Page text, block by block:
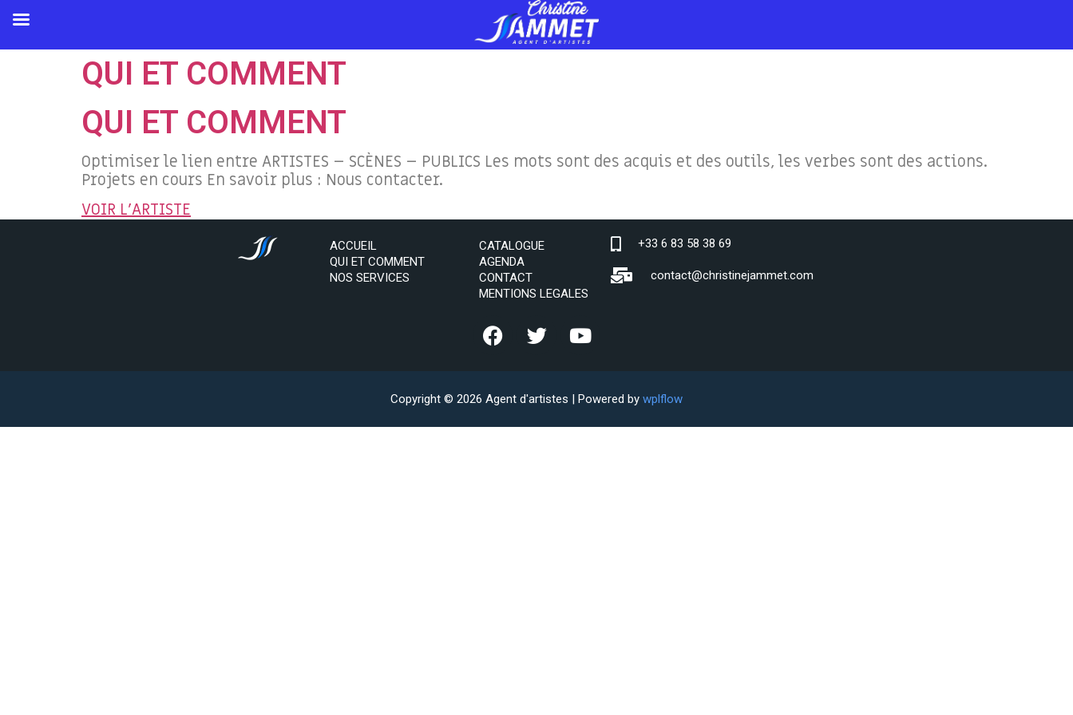
QUI ET COMMENT
QUI ET COMMENT
Optimiser le lien entre ARTISTES – SCÈNES – PUBLICS Les mots sont des acquis et des outils, les verbes sont des actions.
Projets en cours En savoir plus : Nous contacter.
VOIR L'ARTISTE
ACCUEIL
QUI ET COMMENT
NOS SERVICES
CATALOGUE
AGENDA
CONTACT
MENTIONS LEGALES
+33 6 83 58 38 69
contact@christinejammet.com
Copyright © 2026 Agent d'artistes | Powered by wplflow